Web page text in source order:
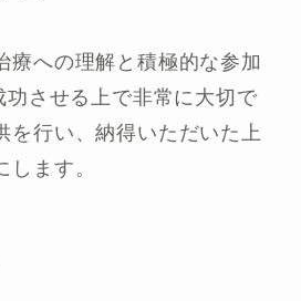
療への理解と積極的な参加
させる上で非常に大切で
を行い、納得いただいた上
ます。